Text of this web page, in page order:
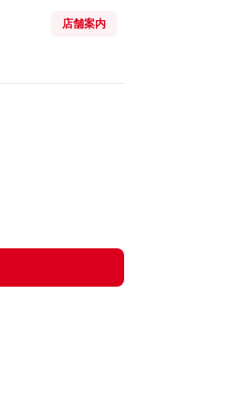
店舗案内